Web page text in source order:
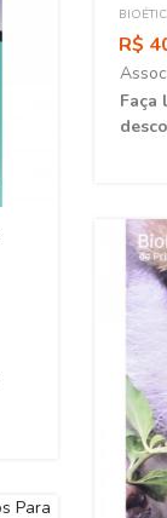
R$
Faça